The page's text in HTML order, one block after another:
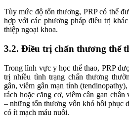
Tùy mức độ tổn thương, PRP có thể
hợp với các phương pháp điều trị
thiệp ngoại khoa.
3.2. Điều trị chấn thương thể
Trong lĩnh vực y học thể thao, PRP
trị nhiều tình trạng chấn thương
gân, viêm gân mạn tính
rách hoặc căng cơ, viêm cân gan
– những tổn thương vốn khó hồi phục
có ít mạch máu nuôi.